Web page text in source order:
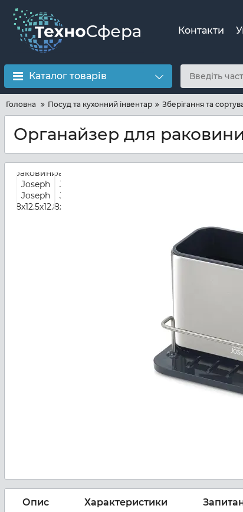
Контакти
Каталог товарів
Головна Посуд та кухонний інвентар Зберігання та
Органайзер для раковини
Опис Характеристики